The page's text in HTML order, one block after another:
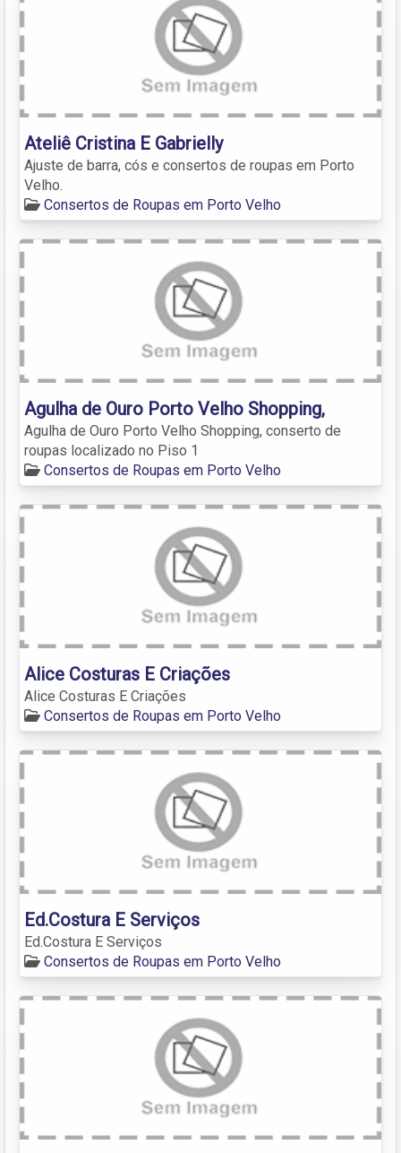
Ateliê Cristina E Gabrielly
Ajuste de barra, cós e consertos de roupas em Porto
Velho.
Consertos de Roupas em Porto Velho
Agulha de Ouro Porto Velho Shopping,
Agulha de Ouro Porto Velho Shopping, conserto de
roupas localizado no Piso 1
Consertos de Roupas em Porto Velho
Alice Costuras E Criações
Alice Costuras E Criações
Consertos de Roupas em Porto Velho
Ed.Costura E Serviços
Ed.Costura E Serviços
Consertos de Roupas em Porto Velho